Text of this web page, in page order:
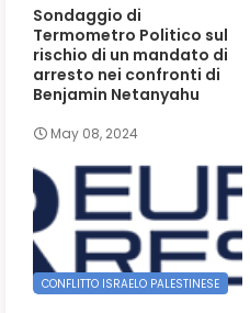
Sondaggio di
Termometro Politico sul
rischio di un mandato di
arresto nei confronti di
Benjamin Netanyahu
May 08, 2024
CONFLITTO ISRAELO PALESTINESE